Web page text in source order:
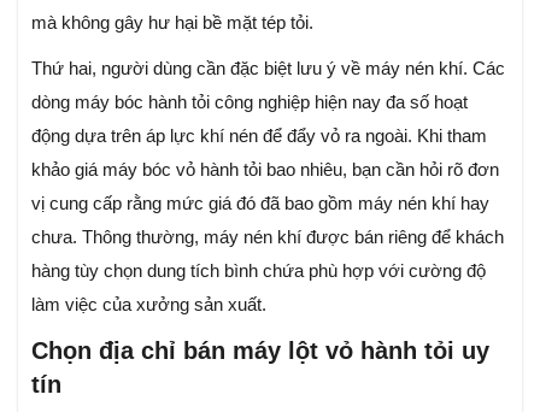
mà không gây hư hại bề mặt tép tỏi.
Thứ hai, người dùng cần đặc biệt lưu ý về máy nén khí. Các
dòng máy bóc hành tỏi công nghiệp hiện nay đa số hoạt
động dựa trên áp lực khí nén để đẩy vỏ ra ngoài. Khi tham
khảo giá máy bóc vỏ hành tỏi bao nhiêu, bạn cần hỏi rõ đơn
vị cung cấp rằng mức giá đó đã bao gồm máy nén khí hay
chưa. Thông thường, máy nén khí được bán riêng để khách
hàng tùy chọn dung tích bình chứa phù hợp với cường độ
làm việc của xưởng sản xuất.
Chọn địa chỉ bán máy lột vỏ hành tỏi uy
tín